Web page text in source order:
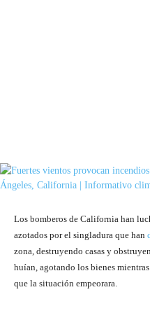
Los bomberos de California han
azotados por el singladura que han
zona, destruyendo casas y
huían, agotando los bienes
que la situación empeorara.